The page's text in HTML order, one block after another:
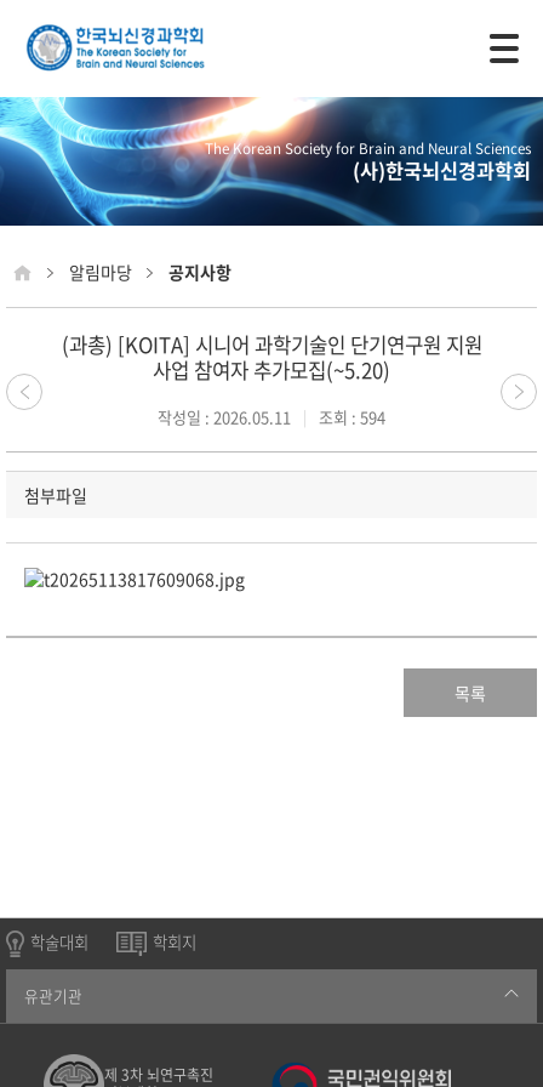
The Korean Society for Brain and Neural Sciences
(사)한국뇌신경과학회
알림마당 공지사항
(과총) [KOITA] 시니어 과학기술인 단기연구원 지원
사업 참여자 추가모집(~5.20)
작성일 : 2026.05.11 조회 : 594
첨부파일
목록
학술대회 학회지
유관기관
제 3차 뇌연구촉진